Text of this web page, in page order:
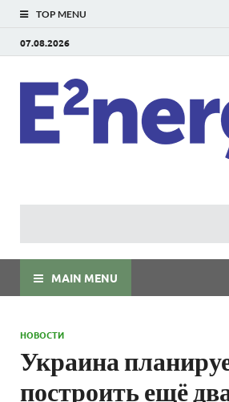
TOP MENU
07.08.2026
MAIN MENU
НОВОСТИ
Украина
построить ещё